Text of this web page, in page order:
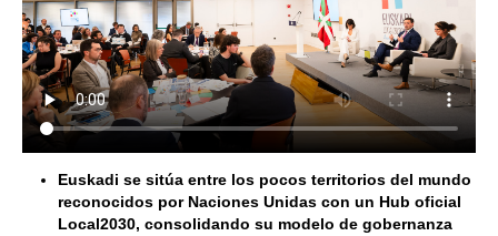
Euskadi se sitúa entre los pocos territorios del mundo
reconocidos por Naciones Unidas con un Hub oficial
Local2030, consolidando su modelo de gobernanza